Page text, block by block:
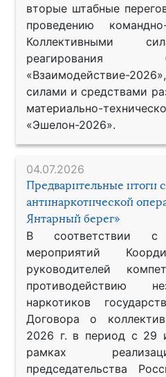
вторые штабные
проведению
Коллективными
«Взаимодействие-
силами и средствами
материально-
«Эшелон-2026».
04.07.2026
Предварительные итоги
антинаркотической
Янтарный берег»
В соответствии с
мероприятий
руководителей
противодействию
наркотиков
Договора о
2026 г. в период с 29
рамках
председательства